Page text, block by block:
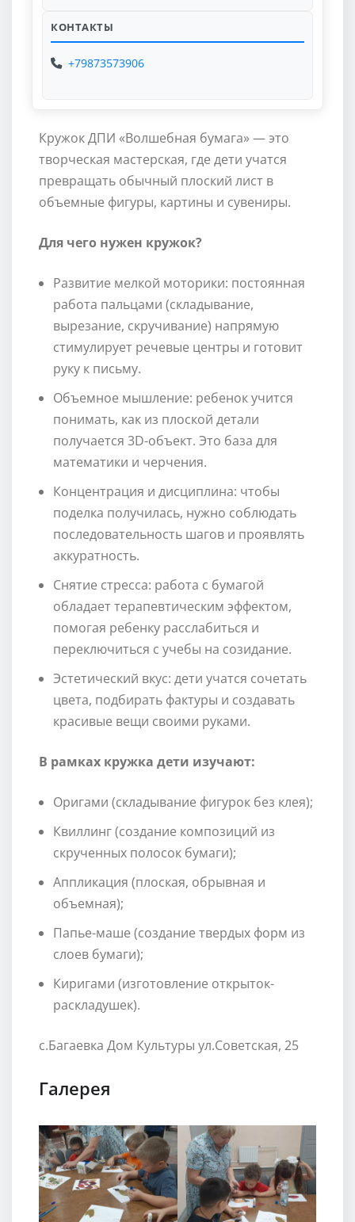
КОНТАКТЫ
+79873573906
Кружок ДПИ «Волшебная бумага» — это
творческая мастерская, где дети учатся
превращать обычный плоский лист в
объемные фигуры, картины и сувениры.
Для чего нужен кружок?
Развитие мелкой моторики: постоянная
работа пальцами (складывание,
вырезание, скручивание) напрямую
стимулирует речевые центры и готовит
руку к письму.
Объемное мышление: ребенок учится
понимать, как из плоской детали
получается 3D-объект. Это база для
математики и черчения.
Концентрация и дисциплина: чтобы
поделка получилась, нужно соблюдать
последовательность шагов и проявлять
аккуратность.
Снятие стресса: работа с бумагой
обладает терапевтическим эффектом,
помогая ребенку расслабиться и
переключиться с учебы на созидание.
Эстетический вкус: дети учатся сочетать
цвета, подбирать фактуры и создавать
красивые вещи своими руками.
В рамках кружка дети изучают:
Оригами (складывание фигурок без клея);
Квиллинг (создание композиций из
скрученных полосок бумаги);
Аппликация (плоская, обрывная и
объемная);
Папье-маше (создание твердых форм из
слоев бумаги);
Киригами (изготовление открыток-
раскладушек).
с.Багаевка Дом Культуры ул.Советская, 25
Галерея